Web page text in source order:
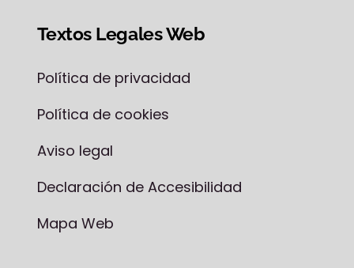
Textos Legales Web
Política de privacidad
Política de cookies
Aviso legal
Declaración de Accesibilidad
Mapa Web